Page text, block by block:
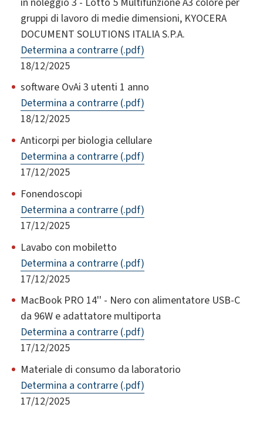
gruppi di lavoro di medie dimensioni, KYOCERA
DOCUMENT SOLUTIONS ITALIA S.P.A.
Determina a contrarre (.pdf)
18/12/2025
software OvAi 3 utenti 1 anno
Determina a contrarre (.pdf)
18/12/2025
Anticorpi per biologia cellulare
Determina a contrarre (.pdf)
17/12/2025
Fonendoscopi
Determina a contrarre (.pdf)
17/12/2025
Lavabo con mobiletto
Determina a contrarre (.pdf)
17/12/2025
MacBook PRO 14'' - Nero con alimentatore USB-C
da 96W e adattatore multiporta
Determina a contrarre (.pdf)
17/12/2025
Materiale di consumo da laboratorio
Determina a contrarre (.pdf)
17/12/2025